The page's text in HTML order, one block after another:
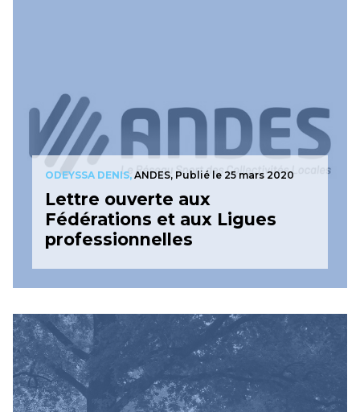
ODEYSSA DENIS, ANDES, Publié le 25 mars 2020
Lettre ouverte aux
Fédérations et aux Ligues
professionnelles